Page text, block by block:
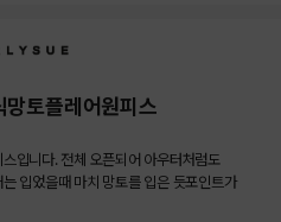
토플레어원피스
입니다. 전체 오픈되어 아우터처럼도
입었을때 마치 망토를 입은 듯포인트가